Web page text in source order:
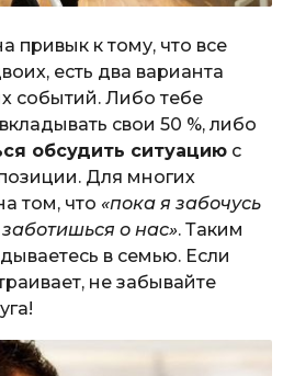
привык к тому, что все
есть два варианта
событий. Либо тебе
свои 50 %, либо
обсудить ситуацию с
Для многих
том, что «пока я забочусь
о нас». Таким
в семью. Если
не забывайте